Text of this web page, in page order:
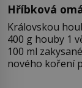
Hříbková
Královskou
400 g houby 1
100 ml
nového koření